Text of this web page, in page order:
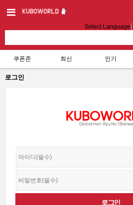
Select Language
쿠폰존 최신 인기
로그인